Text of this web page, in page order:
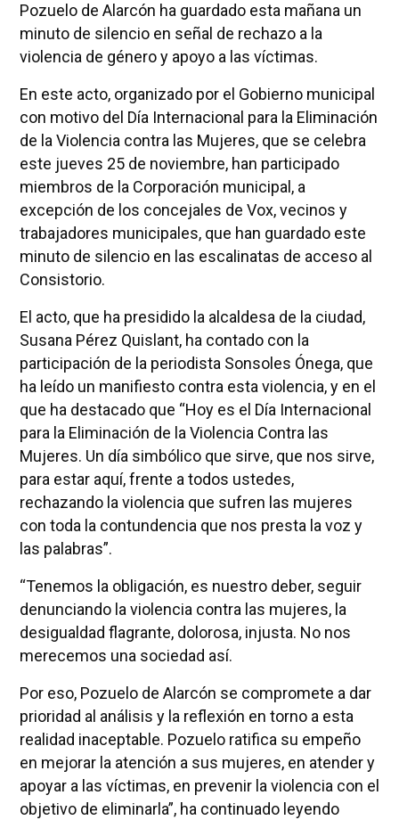
Pozuelo de Alarcón ha guardado esta mañana un
minuto de silencio en señal de rechazo a la
violencia de género y apoyo a las víctimas.
En este acto, organizado por el Gobierno municipal
con motivo del Día Internacional para la Eliminación
de la Violencia contra las Mujeres, que se celebra
este jueves 25 de noviembre, han participado
miembros de la Corporación municipal, a
excepción de los concejales de Vox, vecinos y
trabajadores municipales, que han guardado este
minuto de silencio en las escalinatas de acceso al
Consistorio.
El acto, que ha presidido la alcaldesa de la ciudad,
Susana Pérez Quislant, ha contado con la
participación de la periodista Sonsoles Ónega, que
ha leído un manifiesto contra esta violencia, y en el
que ha destacado que “Hoy es el Día Internacional
para la Eliminación de la Violencia Contra las
Mujeres. Un día simbólico que sirve, que nos sirve,
para estar aquí, frente a todos ustedes,
rechazando la violencia que sufren las mujeres
con toda la contundencia que nos presta la voz y
las palabras”.
“Tenemos la obligación, es nuestro deber, seguir
denunciando la violencia contra las mujeres, la
desigualdad flagrante, dolorosa, injusta. No nos
merecemos una sociedad así.
Por eso, Pozuelo de Alarcón se compromete a dar
prioridad al análisis y la reflexión en torno a esta
realidad inaceptable. Pozuelo ratifica su empeño
en mejorar la atención a sus mujeres, en atender y
apoyar a las víctimas, en prevenir la violencia con el
objetivo de eliminarla”, ha continuado leyendo